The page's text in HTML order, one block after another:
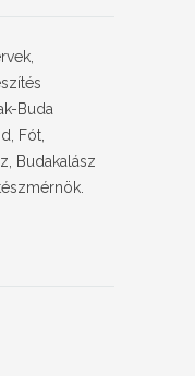
Buda
Fót,
Budakalász